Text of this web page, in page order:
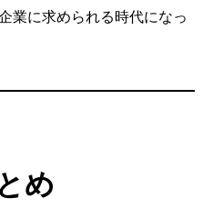
業に求められる時代になっ
め